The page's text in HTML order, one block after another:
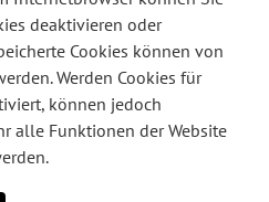
deaktivieren oder
Cookies können von
Werden Cookies für
können jedoch
alle Funktionen der Website